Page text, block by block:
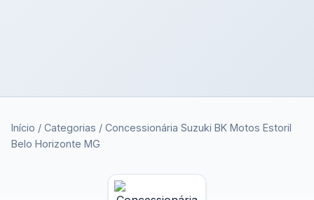
Início / Categorias / Concessionária Suzuki BK Motos Estoril
Belo Horizonte MG